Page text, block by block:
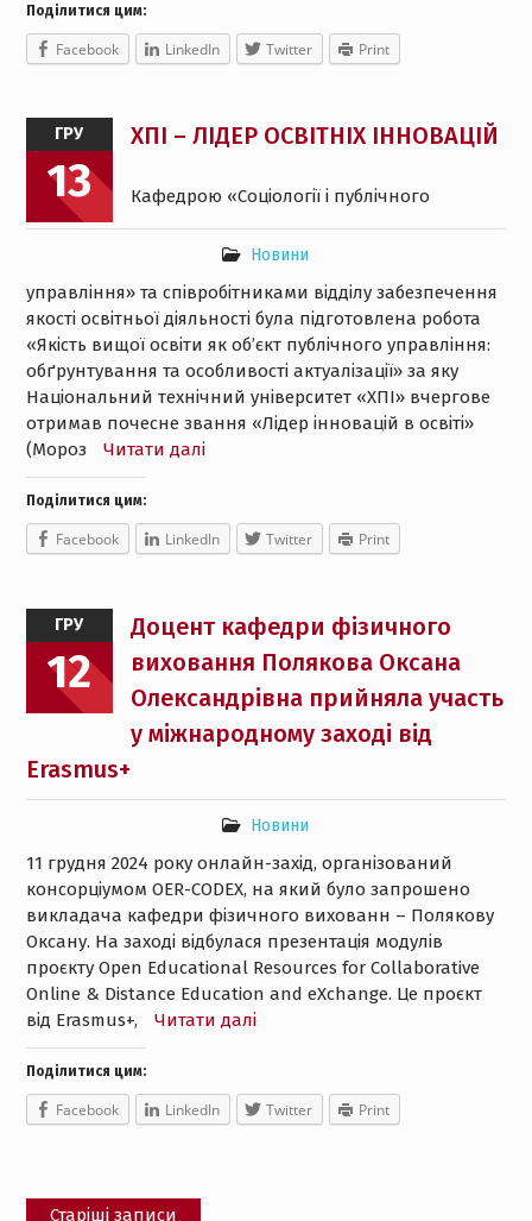
Поділитися цим:
Facebook LinkedIn Twitter Print
ГРУ
13
ХПІ – ЛІДЕР ОСВІТНІХ ІННОВАЦІЙ
Новини
Кафедрою «Соціології і публічного
управління» та співробітниками відділу забезпечення
якості освітньої діяльності була підготовлена робота
«Якість вищої освіти як об’єкт публічного управління:
обґрунтування та особливості актуалізації» за яку
Національний технічний університет «ХПІ» вчергове
отримав почесне звання «Лідер інновацій в освіті»
(Мороз
Читати далі
Поділитися цим:
Facebook LinkedIn Twitter Print
ГРУ
12
Доцент кафедри фізичного
виховання Полякова Оксана
Олександрівна прийняла участь
у міжнародному заході від
Erasmus+
Новини
11 грудня 2024 року онлайн-захід, організований
консорціумом OER-CODEX, на який було запрошено
викладача кафедри фізичного вихованн – Полякову
Оксану. На заході відбулася презентація модулів
проєкту Open Educational Resources for Collaborative
Online & Distance Education and eXchange. Це проєкт
від Erasmus+,
Читати далі
Поділитися цим:
Facebook LinkedIn Twitter Print
Навігація
Старіші записи